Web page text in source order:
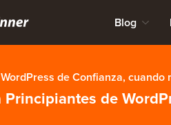
Blog
de Confianza, cuando
Principiantes de